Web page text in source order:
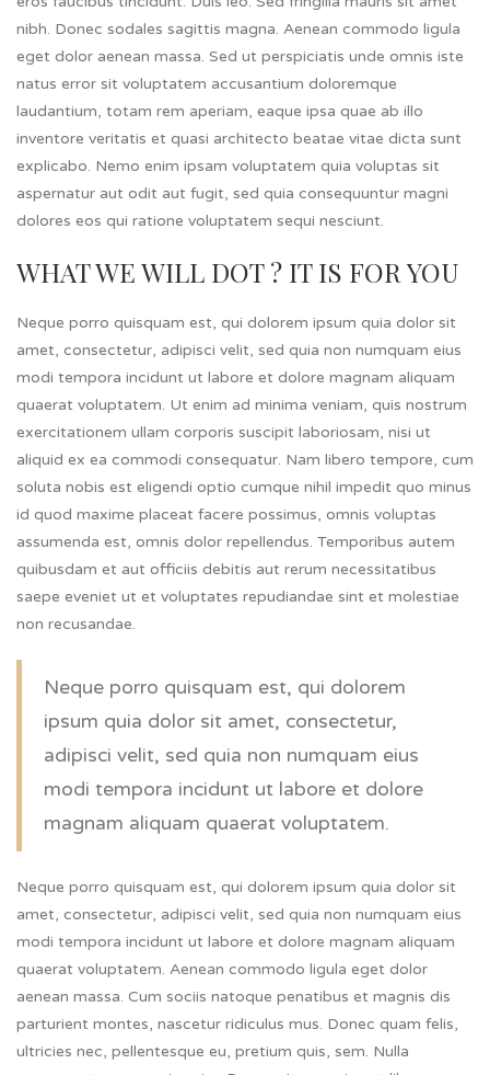
nibh. Donec sodales sagittis magna. Aenean commodo ligula
eget dolor aenean massa. Sed ut perspiciatis unde omnis iste
natus error sit voluptatem accusantium doloremque
laudantium, totam rem aperiam, eaque ipsa quae ab illo
inventore veritatis et quasi architecto beatae vitae dicta sunt
explicabo. Nemo enim ipsam voluptatem quia voluptas sit
aspernatur aut odit aut fugit, sed quia consequuntur magni
dolores eos qui ratione voluptatem sequi nesciunt.
WHAT WE WILL DOT ? IT IS FOR YOU
Neque porro quisquam est, qui dolorem ipsum quia dolor sit
amet, consectetur, adipisci velit, sed quia non numquam eius
modi tempora incidunt ut labore et dolore magnam aliquam
quaerat voluptatem. Ut enim ad minima veniam, quis nostrum
exercitationem ullam corporis suscipit laboriosam, nisi ut
aliquid ex ea commodi consequatur. Nam libero tempore, cum
soluta nobis est eligendi optio cumque nihil impedit quo minus
id quod maxime placeat facere possimus, omnis voluptas
assumenda est, omnis dolor repellendus. Temporibus autem
quibusdam et aut officiis debitis aut rerum necessitatibus
saepe eveniet ut et voluptates repudiandae sint et molestiae
non recusandae.
Neque porro quisquam est, qui dolorem
ipsum quia dolor sit amet, consectetur,
adipisci velit, sed quia non numquam eius
modi tempora incidunt ut labore et dolore
magnam aliquam quaerat voluptatem.
Neque porro quisquam est, qui dolorem ipsum quia dolor sit
amet, consectetur, adipisci velit, sed quia non numquam eius
modi tempora incidunt ut labore et dolore magnam aliquam
quaerat voluptatem. Aenean commodo ligula eget dolor
aenean massa. Cum sociis natoque penatibus et magnis dis
parturient montes, nascetur ridiculus mus. Donec quam felis,
ultricies nec, pellentesque eu, pretium quis, sem. Nulla